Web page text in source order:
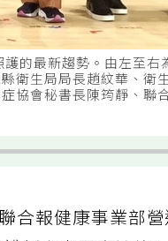
的最新趨勢。由左至右
衛生局局長趙紋華、衛
協會秘書長陳筠靜、聯
合報健康事業部